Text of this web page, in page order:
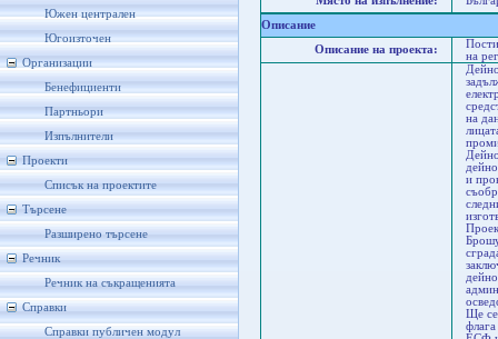
Южен централен
Югоизточен
Организации
Бенефициенти
Партньори
Изпълнители
Проекти
Списък на проектите
Търсене
Разширено търсене
Речник
Речник на съкращенията
Справки
Справки публичен модул
Описание
Описание на проекта:
на
на
и
Ще се